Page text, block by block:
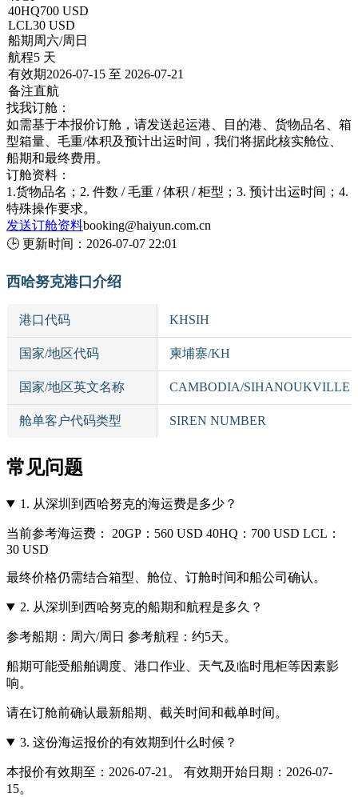
40HQ700 USD
LCL30 USD
船期 周六/周日
航程5 天
有效期2026-07-15 至 2026-07-21
备注直航
找我订舱：
如需基于本报价订舱，请发送起运港、目的港、货物品名、箱
型箱量、毛重/体积及预计出运时间，我们将据此核实舱位、
船期和最终费用。
订舱资料：
1.货物品名；2. 件数 / 毛重 / 体积 / 柜型；3. 预计出运时间；4.
特殊操作要求。
发送订舱资料booking@haiyun.com.cn
🕒 更新时间： 2026-07-07 22:01
西哈努克港口介绍
港口代码 KHSIH
国家/地区代码 柬埔寨/KH
国家/地区英文名称 CAMBODIA/SIHANOUKVILLE
舱单客户代码类型 SIREN NUMBER
常见问题
1. 从深圳到西哈努克的海运费是多少？
当前参考海运费： 20GP：560 USD 40HQ：700 USD LCL：
30 USD
最终价格仍需结合箱型、舱位、订舱时间和船公司确认。
2. 从深圳到西哈努克的船期和航程是多久？
参考船期：周六/周日 参考航程：约5天。
船期可能受船舶调度、港口作业、天气及临时甩柜等因素影
响。
请在订舱前确认最新船期、截关时间和截单时间。
3. 这份海运报价的有效期到什么时候？
本报价有效期至：2026-07-21。 有效期开始日期：2026-07-
15。